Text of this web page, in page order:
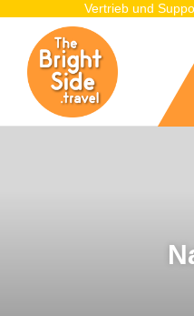
Vertrieb und